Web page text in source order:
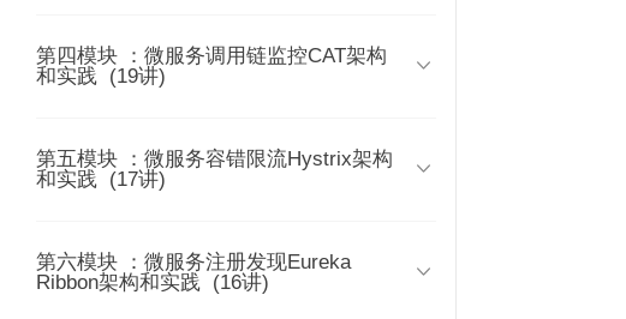
时长 06:53
05 | OAuth2 有哪些典型模式
06 | OAuth2 模式该如何选型
时长 07:14
时长 04:48
时长 04:38
29 | 配置定义和场景
49 | 第三模块课程介绍
时长 06:11
时长 11:58
时长 11:45
第四模块 ：微服务调用链监控CAT架构
和实践 (19讲) 
66 | 第四模块课程介绍
时长 06:24
时长 07:16
第五模块 ：微服务容错限流Hystrix架构
和实践 (17讲) 
85 | 第五模块课程介绍
时长 05:54
第六模块 ：微服务注册发现Eureka
Ribbon架构和实践 (16讲) 
138 | 参考资源和后续
课程预览